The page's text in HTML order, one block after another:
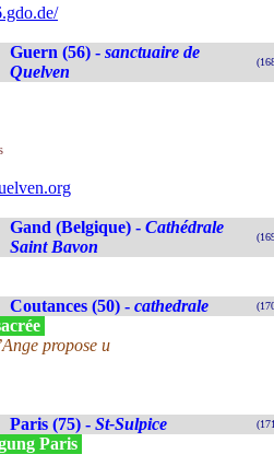
Guern (56) - sanctuaire de
Quelven
Gand (Belgique) - Cathédrale
Saint Bavon
Coutances (50) - cathedrale
propose u
Paris (75) - St-Sulpice
Paris